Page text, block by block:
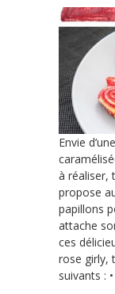
Envie
à réaliser,
propose
papillons
attache
ces
rose girly,
suivants :